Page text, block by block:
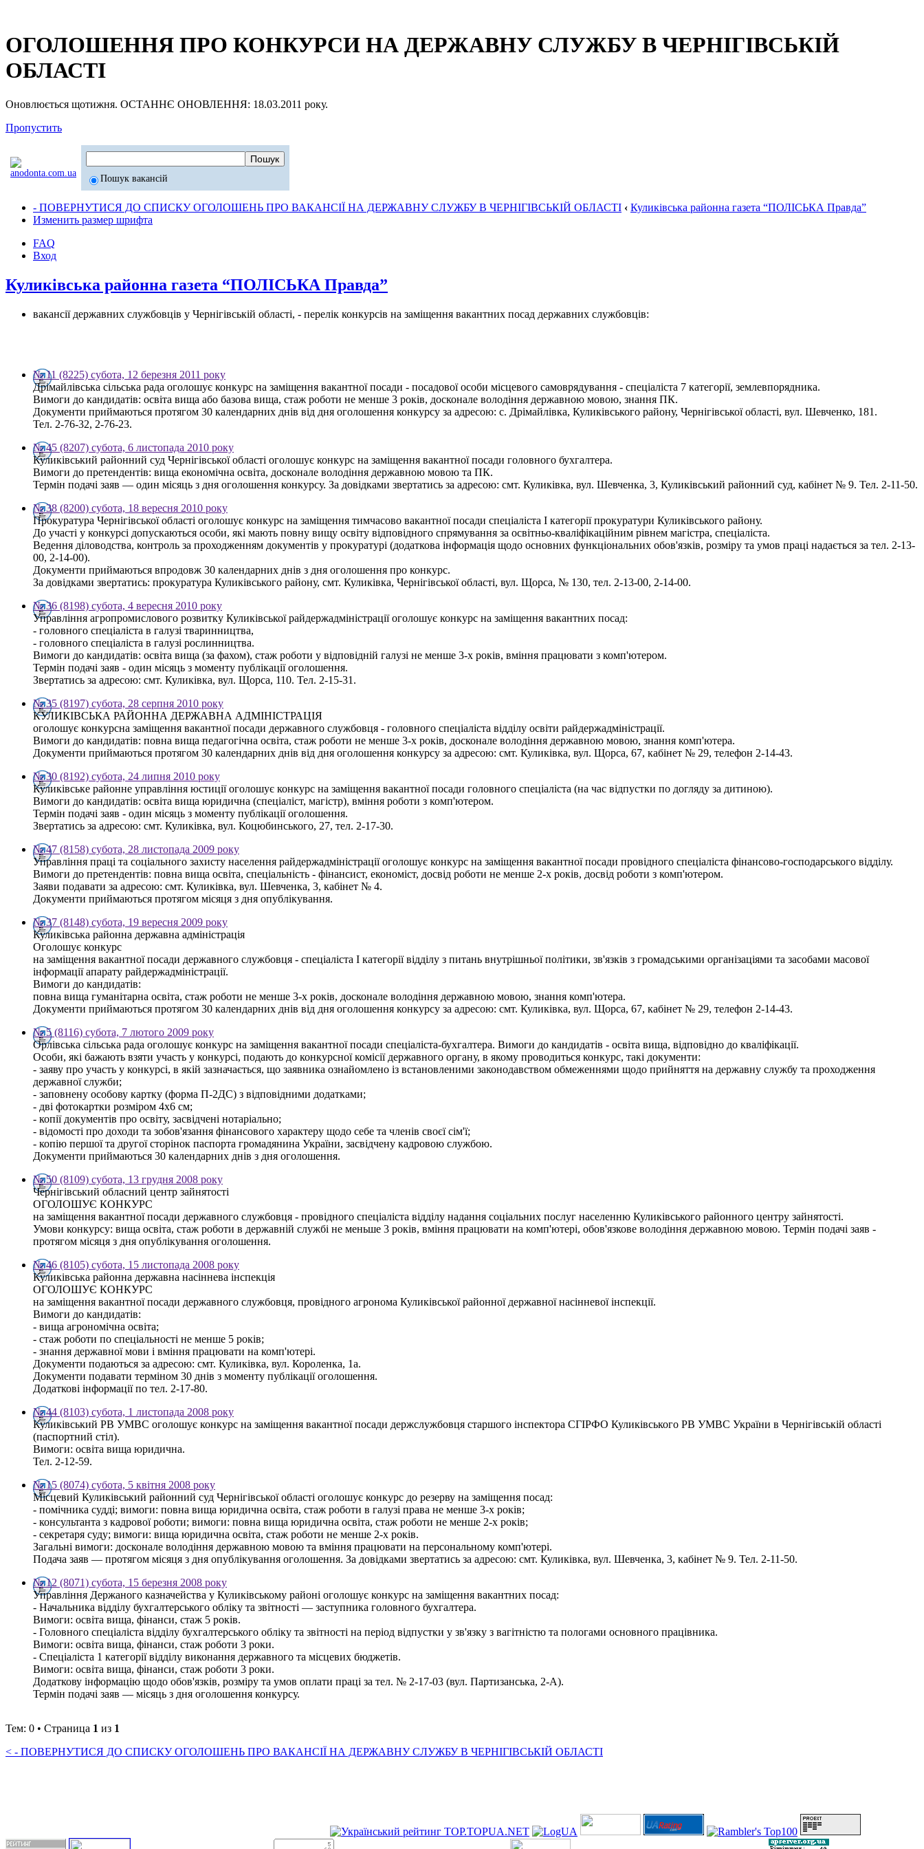
ОГОЛОШЕННЯ ПРО КОНКУРСИ НА ДЕРЖАВНУ СЛУЖБУ В ЧЕРНІГІВСЬКІЙ
ОБЛАСТІ
Оновлюється щотижня. ОСТАННЄ ОНОВЛЕННЯ: 18.03.2011 року.
Пропустить
Пошук вакансій
- ПОВЕРНУТИСЯ ДО СПИСКУ ОГОЛОШЕНЬ ПРО ВАКАНСІЇ НА ДЕРЖАВНУ СЛУЖБУ В ЧЕРНІГІВСЬКІЙ ОБЛАСТІ ‹ Куликівська районна газета “ПОЛІСЬКА Правда”
Изменить размер шрифта
FAQ
Вход
Куликівська районна газета “ПОЛІСЬКА Правда”
вакансії державних службовців у Чернігівській області, - перелік конкурсів на заміщення вакантних посад державних службовців:
№ 11 (8225) субота, 12 березня 2011 року
Дрімайлівська сільська рада оголошує конкурс на заміщення вакантної посади - посадової особи місцевого самоврядування - спеціаліста 7 категорії, землевпорядника.
Вимоги до кандидатів: освіта вища або базова вища, стаж роботи не менше 3 років, досконале володіння державною мовою, знання ПК.
Документи приймаються протягом 30 календарних днів від дня оголошення конкурсу за адресою: с. Дрімайлівка, Куликівського району, Чернігівської області, вул. Шевченко, 181.
Тел. 2-76-32, 2-76-23.
№ 45 (8207) субота, 6 листопада 2010 року
Куликівський районний суд Чернігівської області оголошує конкурс на заміщення вакантної посади головного бухгалтера.
Вимоги до претендентів: вища економічна освіта, досконале володіння державною мовою та ПК.
Термін подачі заяв — один місяць з дня оголошення конкурсу. За довідками звертатись за адресою: смт. Куликівка, вул. Шевченка, 3, Куликівський районний суд, кабінет № 9. Тел. 2-11-50.
№ 38 (8200) субота, 18 вересня 2010 року
Прокуратура Чернігівської області оголошує конкурс на заміщення тимчасово вакантної посади спеціаліста І категорії прокуратури Куликівського району.
До участі у конкурсі допускаються особи, які мають повну вищу освіту відповідного спрямування за освітньо-кваліфікаційним рівнем магістра, спеціаліста.
Ведення діловодства, контроль за проходженням документів у прокуратурі (додаткова інформація щодо основних функціональних обов'язків, розміру та умов праці надається за тел. 2-13-
00, 2-14-00).
Документи приймаються впродовж 30 календарних днів з дня оголошення про конкурс.
За довідками звертатись: прокуратура Куликівського району, смт. Куликівка, Чернігівської області, вул. Щорса, № 130, тел. 2-13-00, 2-14-00.
№ 36 (8198) субота, 4 вересня 2010 року
Управління агропромислового розвитку Куликівської райдержадміністрації оголошує конкурс на заміщення вакантних посад:
- головного спеціаліста в галузі тваринництва,
- головного спеціаліста в галузі рослинництва.
Вимоги до кандидатів: освіта вища (за фахом), стаж роботи у відповідній галузі не менше 3-х років, вміння працювати з комп'ютером.
Термін подачі заяв - один місяць з моменту публікації оголошення.
Звертатись за адресою: смт. Куликівка, вул. Щорса, 110. Тел. 2-15-31.
№ 35 (8197) субота, 28 серпня 2010 року
КУЛИКІВСЬКА РАЙОННА ДЕРЖАВНА АДМІНІСТРАЦІЯ
оголошує конкурсна заміщення вакантної посади державного службовця - головного спеціаліста відділу освіти райдержадміністрації.
Вимоги до кандидатів: повна вища педагогічна освіта, стаж роботи не менше 3-х років, досконале володіння державною мовою, знання комп'ютера.
Документи приймаються протягом 30 календарних днів від дня оголошення конкурсу за адресою: смт. Куликівка, вул. Щорса, 67, кабінет № 29, телефон 2-14-43.
№ 30 (8192) субота, 24 липня 2010 року
Куликівське районне управління юстиції оголошує конкурс на заміщення вакантної посади головного спеціаліста (на час відпустки по догляду за дитиною).
Вимоги до кандидатів: освіта вища юридична (спеціаліст, магістр), вміння роботи з комп'ютером.
Термін подачі заяв - один місяць з моменту публікації оголошення.
Звертатись за адресою: смт. Куликівка, вул. Коцюбинського, 27, тел. 2-17-30.
№ 47 (8158) субота, 28 листопада 2009 року
Управління праці та соціального захисту населення райдержадміністрації оголошує конкурс на заміщення вакантної посади провідного спеціаліста фінансово-господарського відділу.
Вимоги до претендентів: повна вища освіта, спеціальність - фінансист, економіст, досвід роботи не менше 2-х років, досвід роботи з комп'ютером.
Заяви подавати за адресою: смт. Куликівка, вул. Шевченка, 3, кабінет № 4.
Документи приймаються протягом місяця з дня опублікування.
№ 37 (8148) субота, 19 вересня 2009 року
Куликівська районна державна адміністрація
Оголошує конкурс
на заміщення вакантної посади державного службовця - спеціаліста І категорії відділу з питань внутрішньої політики, зв'язків з громадськими організаціями та засобами масової
інформації апарату райдержадміністрації.
Вимоги до кандидатів:
повна вища гуманітарна освіта, стаж роботи не менше 3-х років, досконале володіння державною мовою, знання комп'ютера.
Документи приймаються протягом 30 календарних днів від дня оголошення конкурсу за адресою: смт. Куликівка, вул. Щорса, 67, кабінет № 29, телефон 2-14-43.
№ 5 (8116) субота, 7 лютого 2009 року
Орлівська сільська рада оголошує конкурс на заміщення вакантної посади спеціаліста-бухгалтера. Вимоги до кандидатів - освіта вища, відповідно до кваліфікації.
Особи, які бажають взяти участь у конкурсі, подають до конкурсної комісії державного органу, в якому проводиться конкурс, такі документи:
- заяву про участь у конкурсі, в якій зазначається, що заявника ознайомлено із встановленими законодавством обмеженнями щодо прийняття на державну службу та проходження
державної служби;
- заповнену особову картку (форма П-2ДС) з відповідними додатками;
- дві фотокартки розміром 4х6 см;
- копії документів про освіту, засвідчені нотаріально;
- відомості про доходи та зобов'язання фінансового характеру щодо себе та членів своєї сім'ї;
- копію першої та другої сторінок паспорта громадянина України, засвідчену кадровою службою.
Документи приймаються 30 календарних днів з дня оголошення.
№ 50 (8109) субота, 13 грудня 2008 року
Чернігівський обласний центр зайнятості
ОГОЛОШУЄ КОНКУРС
на заміщення вакантної посади державного службовця - провідного спеціаліста відділу надання соціальних послуг населенню Куликівського районного центру зайнятості.
Умови конкурсу: вища освіта, стаж роботи в державній службі не меньше 3 років, вміння працювати на комп'ютері, обов'язкове володіння державною мовою. Термін подачі заяв -
протягом місяця з дня опублікування оголошення.
№ 46 (8105) субота, 15 листопада 2008 року
Куликівська районна державна насіннева інспекція
ОГОЛОШУЄ КОНКУРС
на заміщення вакантної посади державного службовця, провідного агронома Куликівської районної державної насінневої інспекції.
Вимоги до кандидатів:
- вища агрономічна освіта;
- стаж роботи по спеціальності не менше 5 років;
- знання державної мови і вміння працювати на комп'ютері.
Документи подаються за адресою: смт. Куликівка, вул. Короленка, 1а.
Документи подавати терміном 30 днів з моменту публікації оголошення.
Додаткові інформації по тел. 2-17-80.
№ 44 (8103) субота, 1 листопада 2008 року
Куликівський РВ УМВС оголошує конкурс на заміщення вакантної посади держслужбовця старшого інспектора СГІРФО Куликівського РВ УМВС України в Чернігівській області
(паспортний стіл).
Вимоги: освіта вища юридична.
Тел. 2-12-59.
№ 15 (8074) субота, 5 квітня 2008 року
Місцевий Куликівський районний суд Чернігівської області оголошує конкурс до резерву на заміщення посад:
- помічника судді; вимоги: повна вища юридична освіта, стаж роботи в галузі права не менше 3-х років;
- консультанта з кадрової роботи; вимоги: повна вища юридична освіта, стаж роботи не менше 2-х років;
- секретаря суду; вимоги: вища юридична освіта, стаж роботи не менше 2-х років.
Загальні вимоги: досконале володіння державною мовою та вміння працювати на персональному комп'ютері.
Подача заяв — протягом місяця з дня опублікування оголошення. За довідками звертатись за адресою: смт. Куликівка, вул. Шевченка, 3, кабінет № 9. Тел. 2-11-50.
№ 12 (8071) субота, 15 березня 2008 року
Управління Держаного казначейства у Куликівському районі оголошує конкурс на заміщення вакантних посад:
- Начальника відділу бухгалтерського обліку та звітності — заступника головного бухгалтера.
Вимоги: освіта вища, фінанси, стаж 5 років.
- Головного спеціаліста відділу бухгалтерського обліку та звітності на період відпустки у зв'язку з вагітністю та пологами основного працівника.
Вимоги: освіта вища, фінанси, стаж роботи 3 роки.
- Спеціаліста 1 категорії відділу виконання державного та місцевих бюджетів.
Вимоги: освіта вища, фінанси, стаж роботи 3 роки.
Додаткову інформацію щодо обов'язків, розміру та умов оплати праці за тел. № 2-17-03 (вул. Партизанська, 2-А).
Термін подачі заяв — місяць з дня оголошення конкурсу.
Тем: 0 • Страница 1 из 1
< - ПОВЕРНУТИСЯ ДО СПИСКУ ОГОЛОШЕНЬ ПРО ВАКАНСІЇ НА ДЕРЖАВНУ СЛУЖБУ В ЧЕРНІГІВСЬКІЙ ОБЛАСТІ